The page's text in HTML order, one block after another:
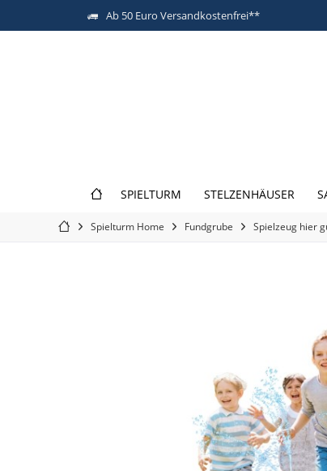
Ab 50 Euro Versandkostenfrei**
SPIELTURM STELZENHÄUSER
Spielturm Home Fundgrube Spielzeug hier